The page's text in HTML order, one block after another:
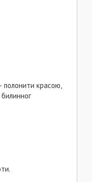
полонити красою,